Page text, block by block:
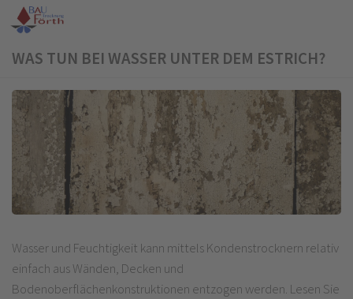
Zum Inhalt springen
WAS TUN BEI WASSER UNTER DEM ESTRICH?
Wasser und Feuchtigkeit kann mittels Kondenstrocknern relativ
einfach aus Wänden, Decken und
Bodenoberflächenkonstruktionen entzogen werden. Lesen Sie